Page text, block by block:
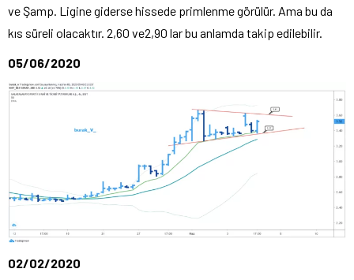
ve Şamp. Ligine giderse hissede primlenme görülür. Ama bu da
kıs süreli olacaktır. 2,60 ve2,90 lar bu anlamda takip edilebilir.
05/06/2020
02/02/2020